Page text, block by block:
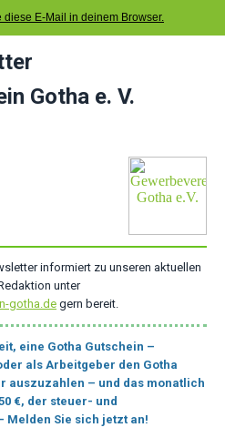
diese E-Mail in deinem Browser.
Gotha e. V.
informiert zu unseren aktuellen
unter
gotha.de gern bereit.
eine Gotha Gutschein –
als Arbeitgeber den Gotha
auszuzahlen – und das monatlich
€, der steuer- und
Sie sich jetzt an!